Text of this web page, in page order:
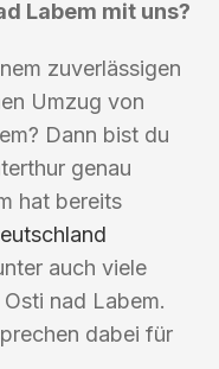
Labem mit uns?
zuverlässigen
Umzug von
Dann bist du
genau
hat bereits
auch viele
nad Labem.
dabei für